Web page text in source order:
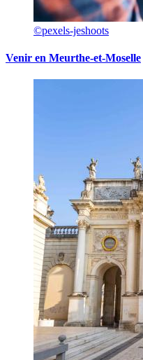
©pexels-jeshoots
Venir en Meurthe-et-Moselle